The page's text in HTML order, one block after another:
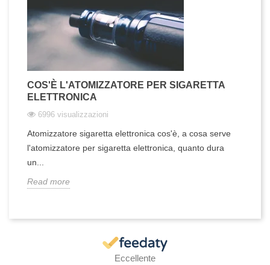
COS'È L'ATOMIZZATORE PER SIGARETTA
ELETTRONICA
6996 visualizzazioni
Atomizzatore sigaretta elettronica cos'è, a cosa serve
l'atomizzatore per sigaretta elettronica, quanto dura
un...
Read more
Eccellente